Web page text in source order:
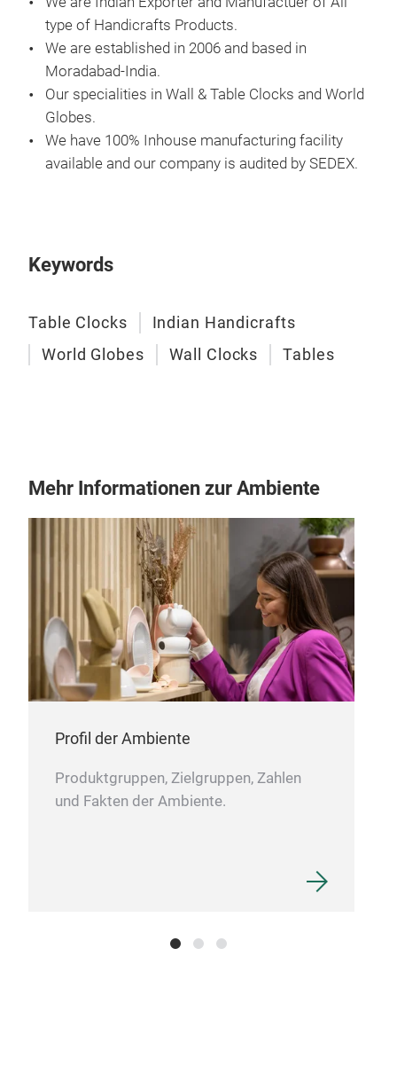
type of Handicrafts Products.
We are established in 2006 and based in
Moradabad-India.
Our specialities in Wall & Table Clocks and World
Globes.
We have 100% Inhouse manufacturing facility
available and our company is audited by SEDEX.
Keywords
Table Clocks
Indian Handicrafts
World Globes
Wall Clocks Tables
Mehr Informationen zur Ambiente
Profil der Ambiente
Produktgruppen, Zielgruppen, Zahlen
und Fakten der Ambiente.